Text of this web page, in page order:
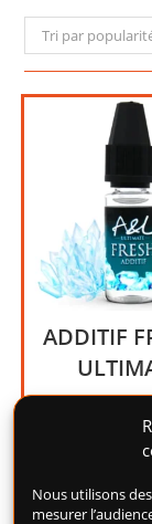
Nous utilisons
mesurer
Tri par
ADDITIF
Additif
pour
5,00